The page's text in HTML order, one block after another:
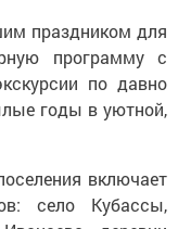
праздником для
программу с
по давно
годы в уютной,
включает
село Кубассы,